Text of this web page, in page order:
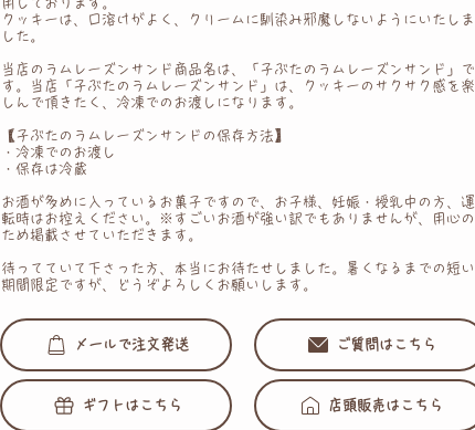
クッキーは 、口溶けがよく、クリームに馴染み邪魔しないようにいたしま
した。
当店のラムレーズンサンド商品名は、「子ぶたのラムレーズンサンド」で
す。当店「子ぶたのラムレーズンサンド」は、クッキーのサクサク感を楽
しんで頂きたく、冷凍でのお渡しになります。
【子ぶたのラムレーズンサンドの保存方法】
・冷凍でのお渡し
・保存は冷蔵
お酒が多めに入っているお菓子ですので、お子様、妊娠・授乳中の方、運
転時は お控えください。 ※すごいお酒が強い訳でもありませんが、用心の
ため掲載させていただきます。
待ってていて下さった方、 本当にお待たせしました。暑くなるまでの短い
期間限定ですが、どうぞよろしくお願いします。
メールで注文発送
ギフトはこちら
ご質問はこちら
店頭販売はこちら